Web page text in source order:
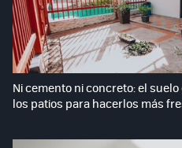
Ni cemento ni concreto: el
los patios para hacerlos más